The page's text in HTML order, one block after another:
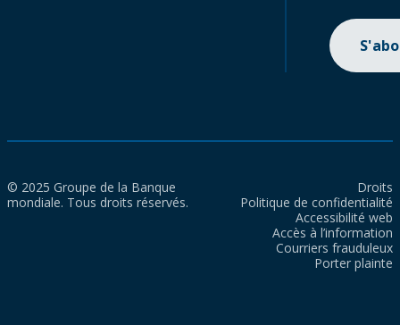
© 2025 Groupe de la Banque
mondiale. Tous droits réservés.
Droits
Politique de confidentialité
Accessibilité web
Accès à l’information
Courriers frauduleux
Porter plainte